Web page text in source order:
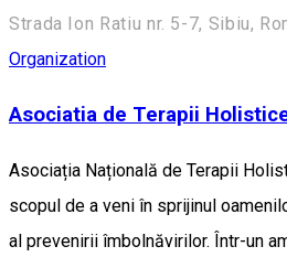
Strada Ion Ratiu nr. 5-7, Sibiu,
Organization
Asociatia de Terapii
Asociația Națională de Terapii
scopul de a veni în sprijinul
al prevenirii îmbolnăvirilor. Într-un